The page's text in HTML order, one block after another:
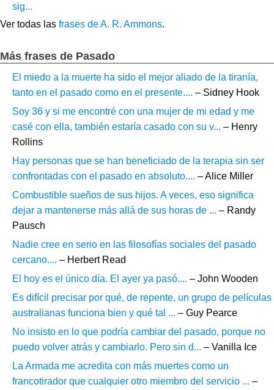
sig...
Ver todas las frases de A. R. Ammons.
Más frases de Pasado
El miedo a la muerte ha sido el mejor aliado de la tiranía,
tanto en el pasado como en el presente.... – Sidney Hook
Soy 36 y si me encontré con una mujer de mi edad y me
casé con ella, también estaría casado con su v... – Henry
Rollins
Hay personas que se han beneficiado de la terapia sin ser
confrontadas con el pasado en absoluto.... – Alice Miller
Combustible sueños de sus hijos. A veces, eso significa
dejar a mantenerse más allá de sus horas de ... – Randy
Pausch
Nadie cree en serio en las filosofías sociales del pasado
cercano.... – Herbert Read
El hoy es el único día. El ayer ya pasó.... – John Wooden
Es difícil precisar por qué, de repente, un grupo de películas
australianas funciona bien y qué tal ... – Guy Pearce
No insisto en lo que podría cambiar del pasado, porque no
puedo volver atrás y cambiarlo. Pero sin d... – Vanilla Ice
La Armada me acredita con más muertes como un
francotirador que cualquier otro miembro del servicio ... –